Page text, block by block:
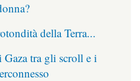
della Terra...
tra gli scroll e i